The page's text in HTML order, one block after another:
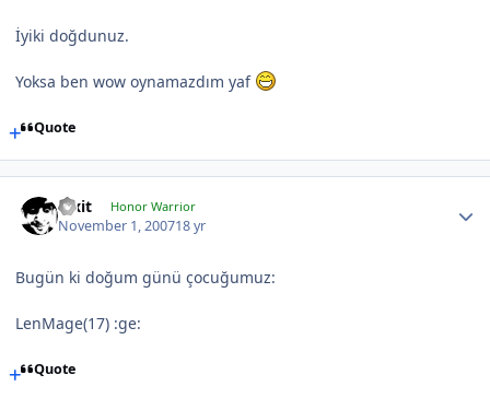
İyiki doğdunuz.
Yoksa ben wow oynamazdım yaf
Quote
Pixit Honor Warrior
November 1, 200718 yr
Bugün ki doğum günü çocuğumuz:
LenMage(17) :ge:
Quote